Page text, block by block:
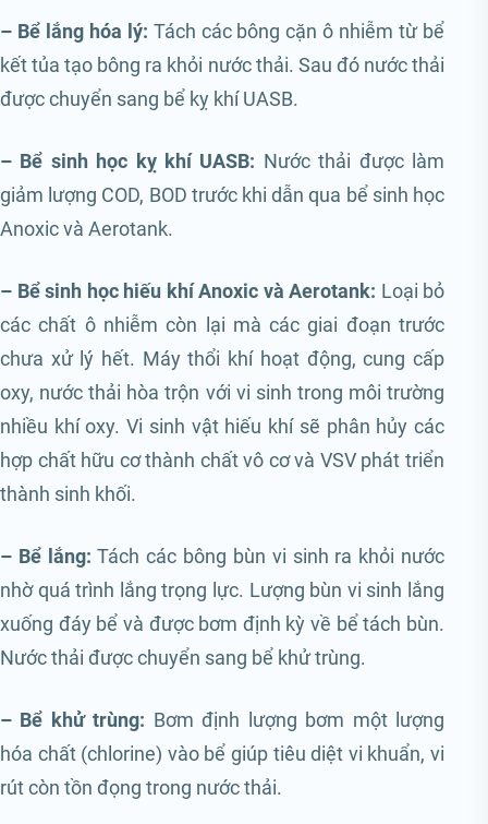
– Bể lắng hóa lý: Tách các bông cặn ô nhiễm từ bể
kết tủa tạo bông ra khỏi nước thải. Sau đó nước thải
được chuyển sang bể kỵ khí UASB.
– Bể sinh học kỵ khí UASB: Nước thải được làm
giảm lượng COD, BOD trước khi dẫn qua bể sinh học
Anoxic và Aerotank.
– Bể sinh học hiếu khí Anoxic và Aerotank: Loại bỏ
các chất ô nhiễm còn lại mà các giai đoạn trước
chưa xử lý hết. Máy thổi khí hoạt động, cung cấp
oxy, nước thải hòa trộn với vi sinh trong môi trường
nhiều khí oxy. Vi sinh vật hiếu khí sẽ phân hủy các
hợp chất hữu cơ thành chất vô cơ và VSV phát triển
thành sinh khối.
– Bể lắng: Tách các bông bùn vi sinh ra khỏi nước
nhờ quá trình lắng trọng lực. Lượng bùn vi sinh lắng
xuống đáy bể và được bơm định kỳ về bể tách bùn.
Nước thải được chuyển sang bể khử trùng.
– Bể khử trùng: Bơm định lượng bơm một lượng
hóa chất (chlorine) vào bể giúp tiêu diệt vi khuẩn, vi
rút còn tồn đọng trong nước thải.